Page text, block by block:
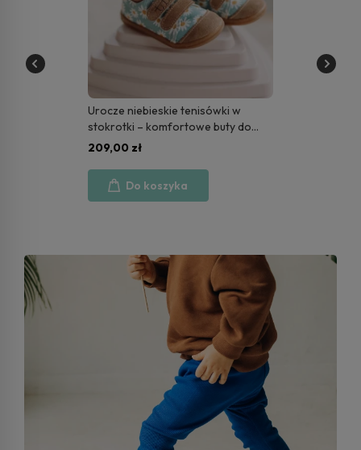
Urocze niebieskie tenisówki w
stokrotki – komfortowe buty do
przedszkola i na spacery | Blue
209,00 zł
Do koszyka